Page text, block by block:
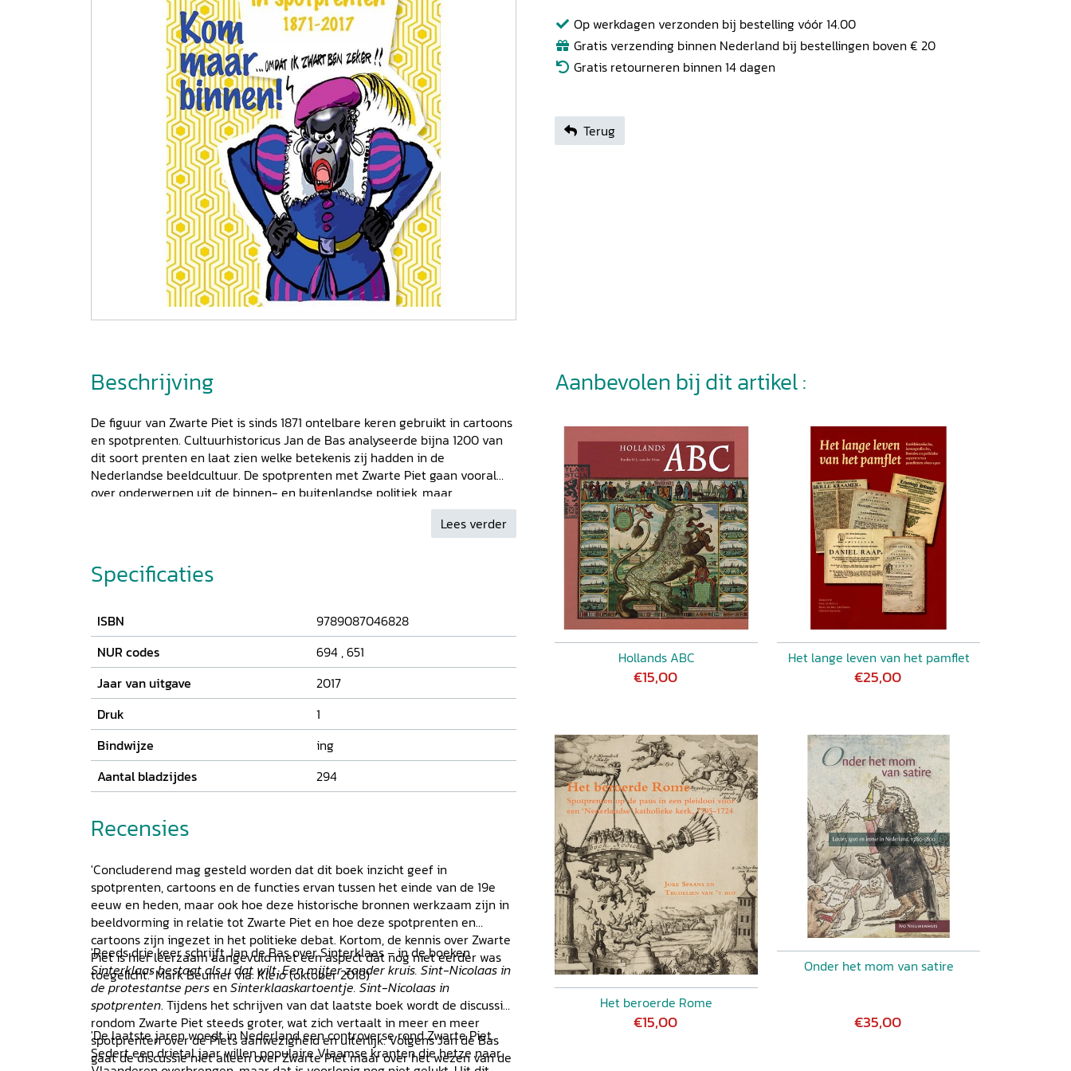
Op werkdagen verzonden bij bestelling vóór 14.00
Gratis verzending binnen Nederland bij bestellingen boven € 20
Gratis retourneren binnen 14 dagen
Terug
Beschrijving
De figuur van Zwarte Piet is sinds 1871 ontelbare keren gebruikt in cartoons
en spotprenten. Cultuurhistoricus Jan de Bas analyseerde bijna 1200 van
dit soort prenten en laat zien welke betekenis zij hadden in de
Nederlandse beeldcultuur. De spotprenten met Zwarte Piet gaan vooral
over onderwerpen uit de binnen- en buitenlandse politiek, maar
behandelen ook maatschappelijke thema's. Tevens is Zwarte Piet te zien op
honderden cartoons met als doel de kijker aan het lachen te brengen. Aan
en cartoon met Zwarte Piet, waarbij hij ook ingaat op de invloed van de
beeldvorming rond Zwarte Piet op de kijkers en de invloed van de
andere Albert Hahn sr., Leo Jordaan, Opland, Fritz Berendt, Tom Janssen,
Hein de Kort, Berend Vonk en Len Munnik.
Lees verder
Specificaties
ISBN
9789087046828
NUR codes
694 ,651
Jaar van uitgave
2017
Druk
1
Bindwijze
ing
Aantal bladzijdes
294
Recensies
'Concluderend mag gesteld worden dat dit boek inzicht geef in
spotprenten, cartoons en de functies ervan tussen het einde van de 19e
eeuw en heden, maar ook hoe deze historische bronnen werkzaam zijn in
beeldvorming in relatie tot Zwarte Piet en hoe deze spotprenten en
cartoons zijn ingezet in het politieke debat. Kortom, de kennis over Zwarte
Piet is hier leerzaam aangevuld met een aspect dat nog niet eerder was
toegelicht.' Mark Beumer via: Kleio(oktober 2018)
'Reeds drie keer schrijft Jan de Bas over Sinterklaas – in de boeken
Sinterklaas bestaat als u dat wilt,Een mijter zonder kruis. Sint-Nicolaas in
de protestantse persen Sinterklaaskartoentje. Sint-Nicolaas in
spotprenten. Tijdens het schrijven van dat laatste boek wordt de discussie
rondom Zwarte Piet steeds groter, wat zich vertaalt in meer en meer
spotprenten over de Piets aanwezigheid en uiterlijk. Volgens Jan de Bas
gaat de discussie niet alleen over Zwarte Piet maar over het wezen van de
'De laatste jaren woedt in Nederland een controverse rond Zwarte Piet.
Sedert een drietal jaar willen populaire Vlaamse kranten die hetze naar
Aanbevolen bij dit artikel :
Hollands ABC
€15,00
Het lange leven van het pamflet
€25,00
Het beroerde Rome
€15,00
Onder het mom van satire
€35,00